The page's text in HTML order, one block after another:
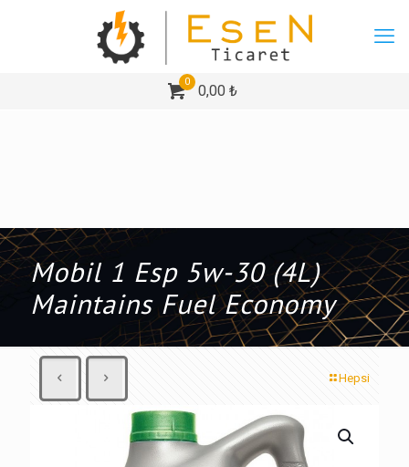
0
0,00 ₺
Mobil 1 Esp 5w-30 (4L)
Maintains Fuel Economy
Hepsi